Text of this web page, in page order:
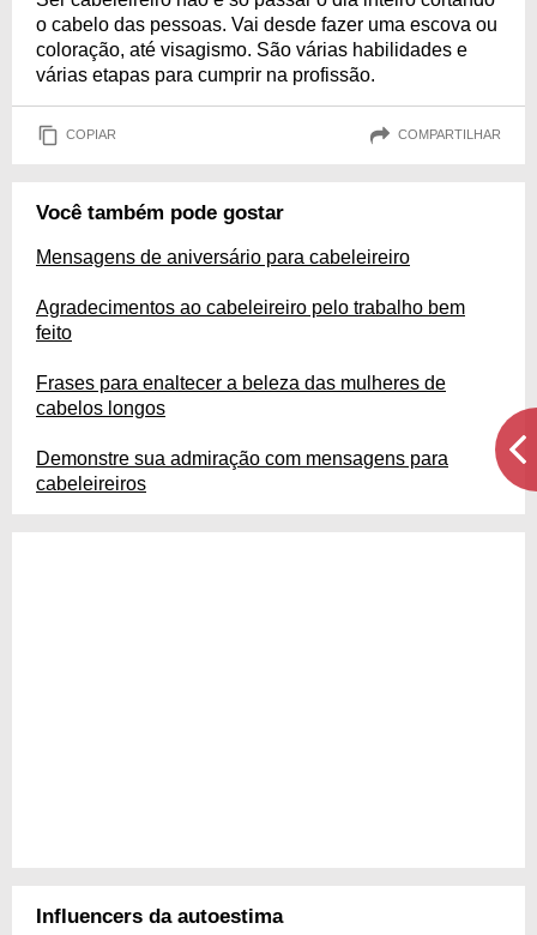
o cabelo das pessoas. Vai desde fazer uma escova ou
coloração, até visagismo. São várias habilidades e
várias etapas para cumprir na profissão.
COPIAR COMPARTILHAR
Você também pode gostar
Mensagens de aniversário para cabeleireiro
Agradecimentos ao cabeleireiro pelo trabalho bem
feito
Frases para enaltecer a beleza das mulheres de
cabelos longos
Demonstre sua admiração com mensagens para
cabeleireiros
Influencers da autoestima